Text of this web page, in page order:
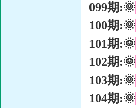
099期:🌞
100期:🌞
101期:🌞
102期:🌞
103期:🌞
104期:🌞